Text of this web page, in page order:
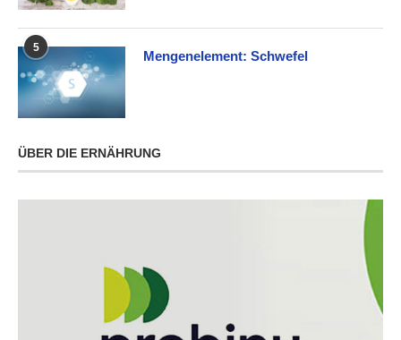
5
Mengenelement: Schwefel
ÜBER DIE ERNÄHRUNG